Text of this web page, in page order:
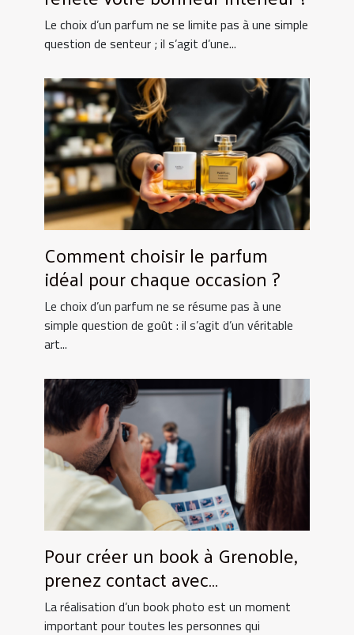
Le choix d’un parfum ne se limite pas à une simple
question de senteur ; il s’agit d’une...
Comment choisir le parfum
idéal pour chaque occasion ?
Le choix d’un parfum ne se résume pas à une
simple question de goût : il s’agit d’un véritable
art...
Pour créer un book à Grenoble,
prenez contact avec
UtopikPhoto !
La réalisation d’un book photo est un moment
important pour toutes les personnes qui